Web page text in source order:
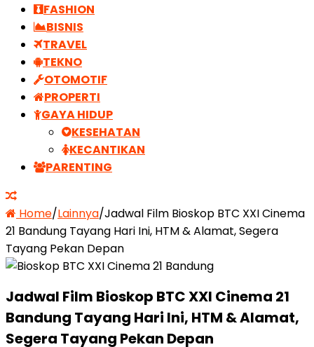
FASHION
BISNIS
TRAVEL
TEKNO
OTOMOTIF
PROPERTI
GAYA HIDUP
KESEHATAN
KECANTIKAN
PARENTING
Home/Lainnya/Jadwal Film Bioskop BTC XXI Cinema
21 Bandung Tayang Hari Ini, HTM & Alamat, Segera
Tayang Pekan Depan
Jadwal Film Bioskop BTC XXI Cinema 21
Bandung Tayang Hari Ini, HTM & Alamat,
Segera Tayang Pekan Depan